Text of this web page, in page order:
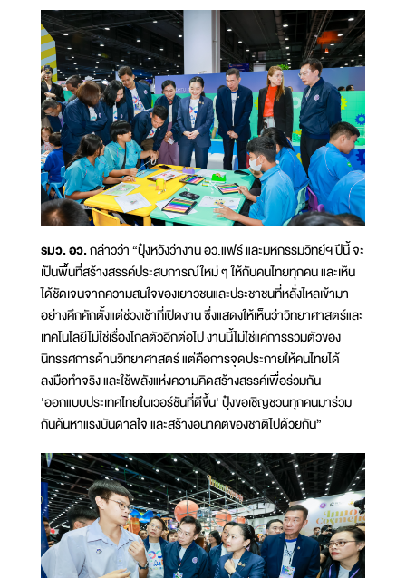
รมว. อว.กล่าวว่า “ปุ๋งหวังว่างาน อว.แฟร์ และมหกรรมวิทย์ฯ ปีนี้ จะ
เป็นพื้นที่สร้างสรรค์ประสบการณ์ใหม่ ๆ ให้กับคนไทยทุกคน และเห็น
ได้ชัดเจนจากความสนใจของเยาวชนและประชาชนที่หลั่งไหลเข้ามา
อย่างคึกคักตั้งแต่ช่วงเช้าที่เปิดงาน ซึ่งแสดงให้เห็นว่าวิทยาศาสตร์และ
เทคโนโลยีไม่ใช่เรื่องไกลตัวอีกต่อไป งานนี้ไม่ใช่แค่การรวมตัวของ
นิทรรศการด้านวิทยาศาสตร์ แต่คือการจุดประกายให้คนไทยได้
ลงมือทำจริง และใช้พลังแห่งความคิดสร้างสรรค์เพื่อร่วมกัน
'ออกแบบประเทศไทยในเวอร์ชันที่ดีขึ้น' ปุ๋งขอเชิญชวนทุกคนมาร่วม
กันค้นหาแรงบันดาลใจ และสร้างอนาคตของชาติไปด้วยกัน”